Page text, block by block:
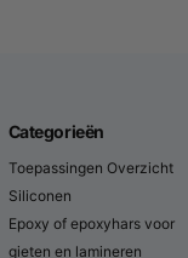
Categorieën
Toepassingen Overzicht
Siliconen
Epoxy of epoxyhars voor
gieten en lamineren